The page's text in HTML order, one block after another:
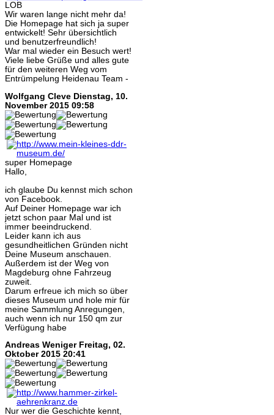
LOB
Wir waren lange nicht mehr da!
Die Homepage hat sich ja super
entwickelt! Sehr übersichtlich
und benutzerfreundlich!
War mal wieder ein Besuch wert!
Viele liebe Grüße und alles gute
für den weiteren Weg vom
Entrümpelung Heidenau Team -
Wolfgang Cleve Dienstag, 10.
November 2015 09:58
super Homepage
Hallo,
ich glaube Du kennst mich schon
von Facebook.
Auf Deiner Homepage war ich
jetzt schon paar Mal und ist
immer beeindruckend.
Leider kann ich aus
gesundheitlichen Gründen nicht
Deine Museum anschauen.
Außerdem ist der Weg von
Magdeburg ohne Fahrzeug
zuweit.
Darum erfreue ich mich so über
dieses Museum und hole mir für
meine Sammlung Anregungen,
auch wenn ich nur 150 qm zur
Verfügung habe
Andreas Weniger Freitag, 02.
Oktober 2015 20:41
Nur wer die Geschichte kennt,